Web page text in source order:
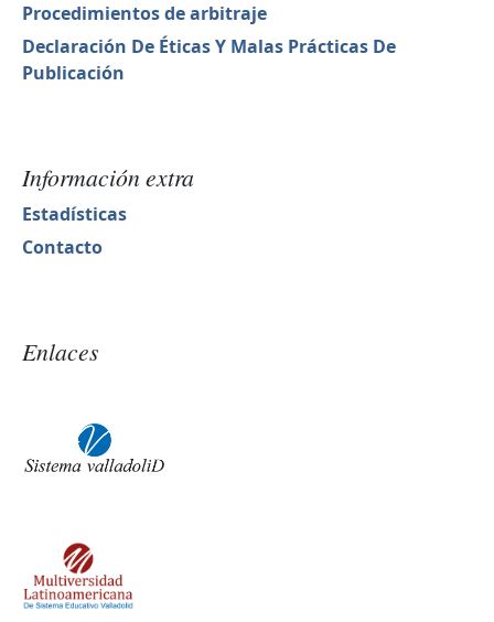
Procedimientos de arbitraje
Declaración De Éticas Y Malas Prácticas De
Publicación
Información extra
Estadísticas
Contacto
Enlaces